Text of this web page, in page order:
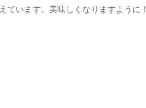
ています。美味しくなりますように！